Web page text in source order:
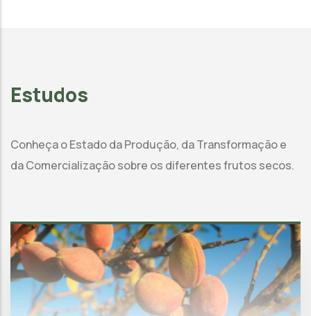
Estudos
Conheça o Estado da Produção, da Transformação e
da Comercialização sobre os diferentes frutos secos.